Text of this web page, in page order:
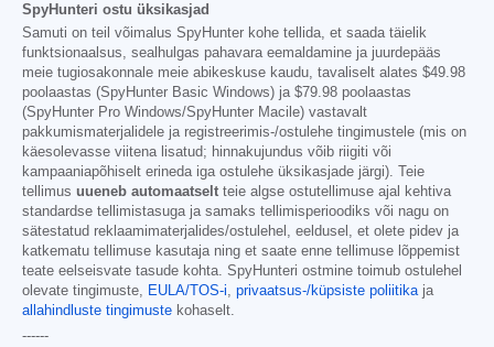
SpyHunteri ostu üksikasjad
Samuti on teil võimalus SpyHunter kohe tellida, et saada täielik
funktsionaalsus, sealhulgas pahavara eemaldamine ja juurdepääs
meie tugiosakonnale meie abikeskuse kaudu, tavaliselt alates $49.98
poolaastas (SpyHunter Basic Windows) ja $79.98 poolaastas
(SpyHunter Pro Windows/SpyHunter Macile) vastavalt
pakkumismaterjalidele ja registreerimis-/ostulehe tingimustele (mis on
käesolevasse viitena lisatud; hinnakujundus võib riigiti või
kampaaniapõhiselt erineda iga ostulehe üksikasjade järgi). Teie
tellimus uueneb automaatselt teie algse ostutellimuse ajal kehtiva
standardse tellimistasuga ja samaks tellimisperioodiks või nagu on
sätestatud reklaamimaterjalides/ostulehel, eeldusel, et olete pidev ja
katkematu tellimuse kasutaja ning et saate enne tellimuse lõppemist
teate eelseisvate tasude kohta. SpyHunteri ostmine toimub ostulehel
olevate tingimuste, EULA/TOS-i, privaatsus-/küpsiste poliitikaja
allahindluste tingimuste kohaselt.
------